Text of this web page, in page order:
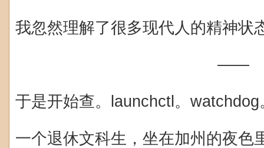
我忽然理解了很多现代人的精神状
——
于是开始查。launchctl。
一个退休文科生，坐在加州的夜色